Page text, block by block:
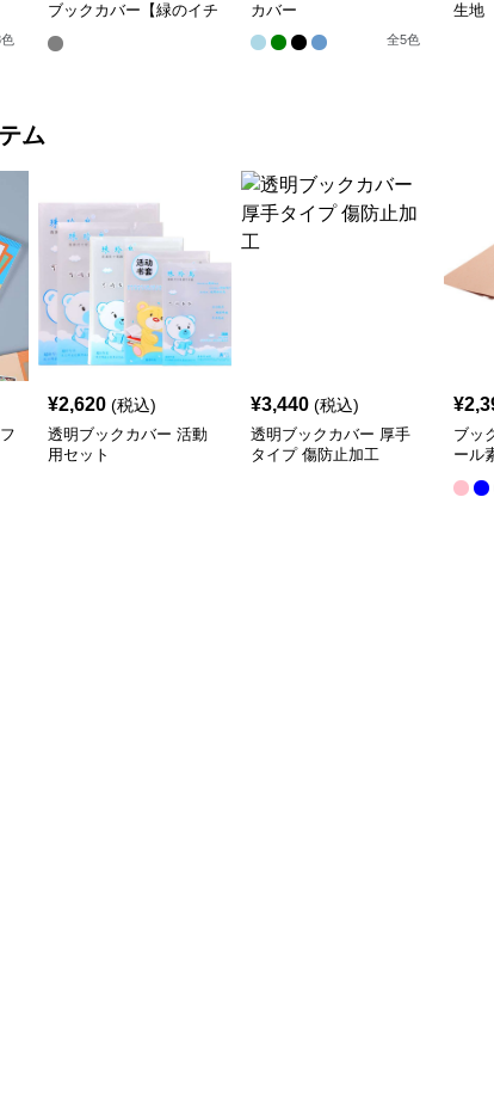
色
ブックカバー【緑のイチ
カバー
全5色
生地
ム
¥2,620 (税込)
透明ブックカバー 活動
用セット
¥3,440 (税込)
透明ブックカバー 厚手
タイプ 傷防止加工
¥
ブッ
ール